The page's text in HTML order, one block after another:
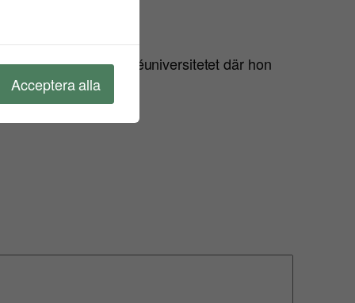
också på Linnéuniversitetet där hon
Acceptera alla